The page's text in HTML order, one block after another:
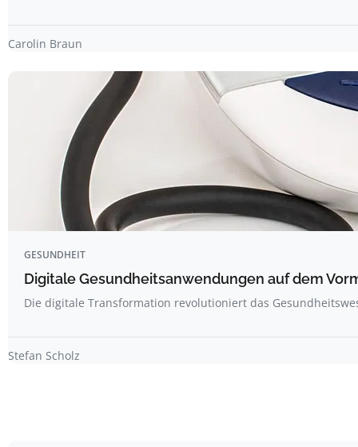
Carolin Braun
GESUNDHEIT
Digitale Gesundheitsanwendungen auf dem
Die digitale Transformation revolutioniert das
Stefan Scholz